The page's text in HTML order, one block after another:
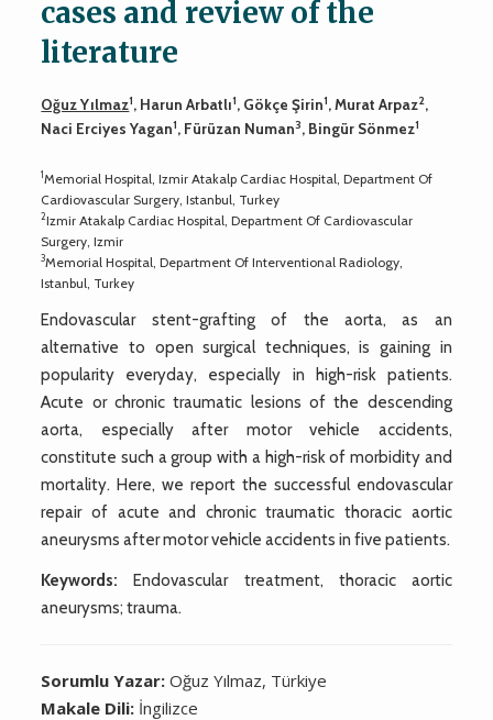
cases and review of the
literature
Oğuz Yılmaz1, Harun Arbatlı1, Gökçe Şirin1, Murat Arpaz2,
Naci Erciyes Yagan1, Fürüzan Numan3, Bingür Sönmez1
1Memorial Hospital, Izmir Atakalp Cardiac Hospital, Department Of
Cardiovascular Surgery, Istanbul, Turkey
2Izmir Atakalp Cardiac Hospital, Department Of Cardiovascular
Surgery, Izmir
3Memorial Hospital, Department Of Interventional Radiology,
Istanbul, Turkey
Endovascular stent-grafting of the aorta, as an
alternative to open surgical techniques, is gaining in
popularity everyday, especially in high-risk patients.
Acute or chronic traumatic lesions of the descending
aorta, especially after motor vehicle accidents,
constitute such a group with a high-risk of morbidity and
mortality. Here, we report the successful endovascular
repair of acute and chronic traumatic thoracic aortic
aneurysms after motor vehicle accidents in five patients.
Keywords: Endovascular treatment, thoracic aortic
aneurysms; trauma.
Sorumlu Yazar:Oğuz Yılmaz, Türkiye
Makale Dili: İngilizce